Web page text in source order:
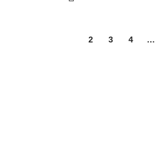
2 3 4 …